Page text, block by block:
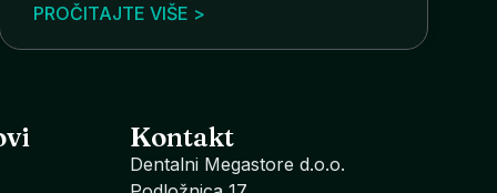
PROČITAJTE VIŠE >
Kontakt
Dentalni Megastore d.o.o.